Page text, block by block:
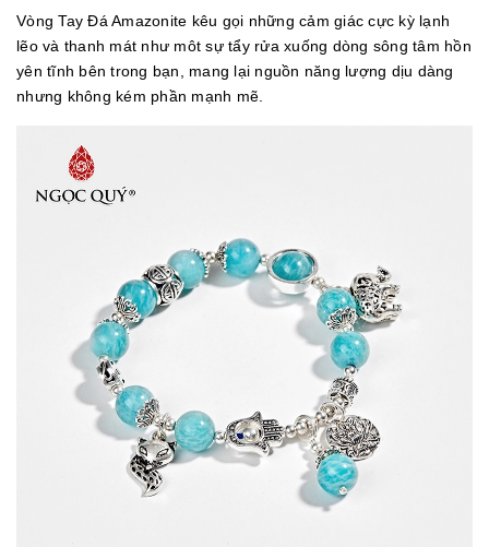
Vòng Tay Đá Amazonite kêu gọi những cảm giác cực kỳ lạnh
lẽo và thanh mát như môt sự tẩy rửa xuống dòng sông tâm hồn
yên tĩnh bên trong bạn, mang lại nguồn năng lượng dịu dàng
nhưng không kém phần mạnh mẽ.